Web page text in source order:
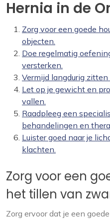
Hernia in de
Zorg voor een goede
objecten.
Doe regelmatig
versterken.
Vermijd langdurig
Let op je gewicht en
vallen.
Raadpleeg een
behandelingen en
Luister goed naar je
klachten.
Zorg voor een
het tillen van
Zorg ervoor dat je een